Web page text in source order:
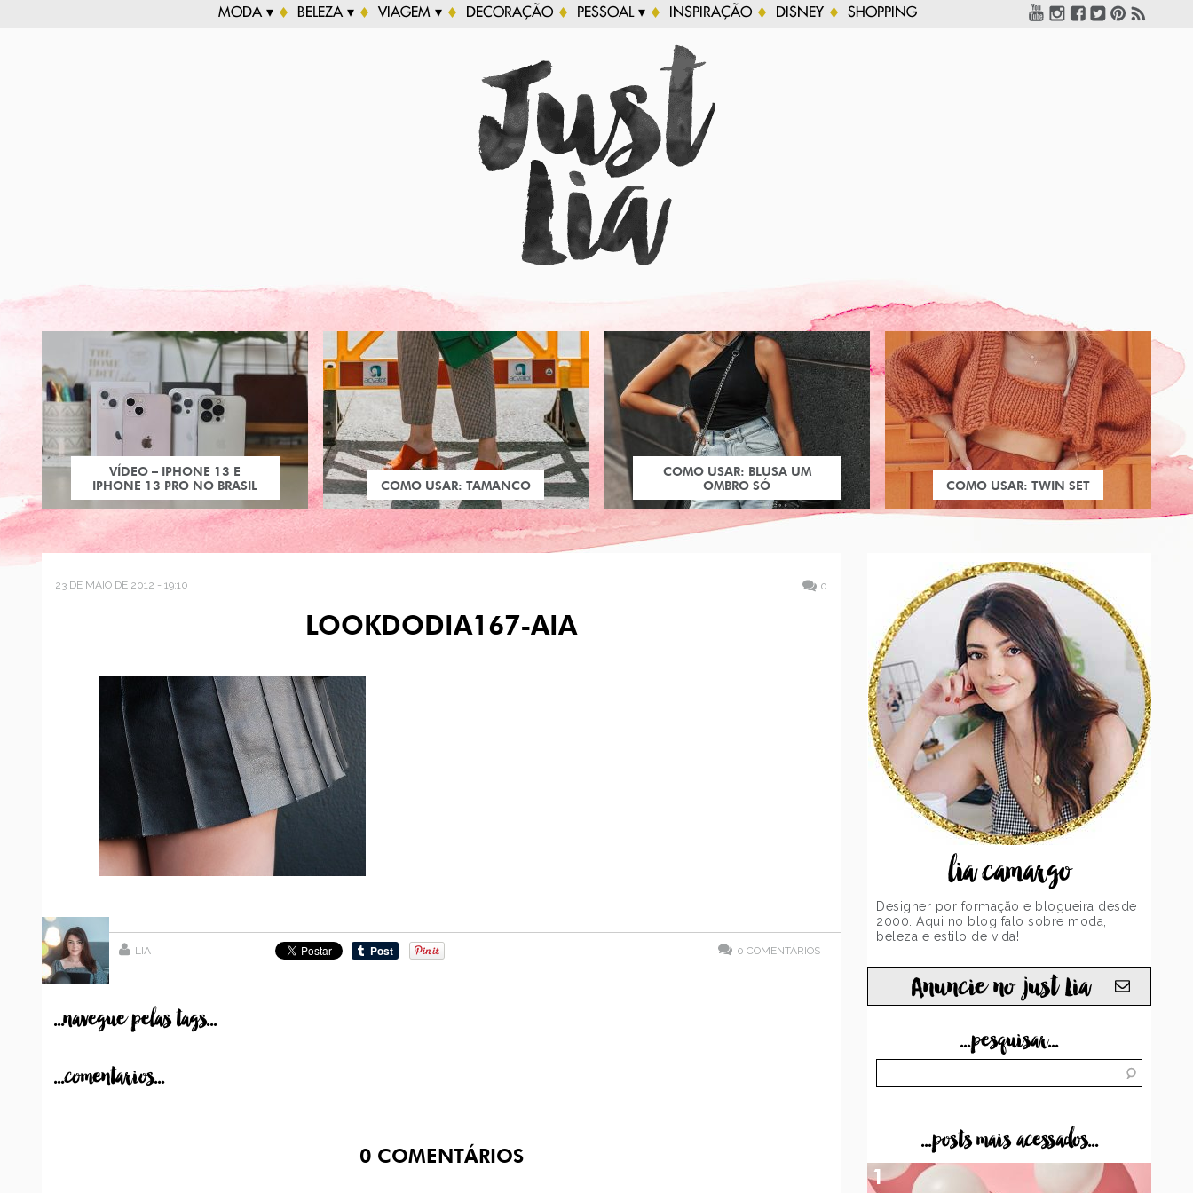
MODA ▾ BELEZA ▾ VIAGEM ▾ DECORAÇÃO PESSOAL ▾ INSPIRAÇÃO DISNEY SHOPPING
VÍDEO – IPHONE 13 E
IPHONE 13 PRO NO BRASIL
COMO USAR: TAMANCO
COMO USAR: BLUSA UM
OMBRO SÓ
COMO USAR: TWIN SET
23 DE MAIO DE 2012 - 19:10 0
LOOKDODIA167-AIA
LIA 0 COMENTÁRIOS
...navegue pelas tags...
...comentarios...
0COMENTÁRIOS
lia camargo
Designer por formação e blogueira desde
2000. Aqui no blog falo sobre moda,
beleza e estilo de vida!
Anuncie no just Lia
...pesquisar...
...posts mais acessados...
1